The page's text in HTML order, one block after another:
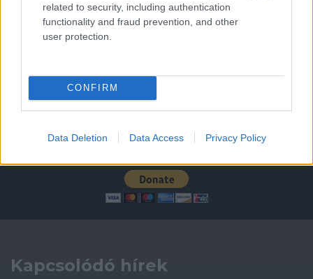
related to security, including authentication
functionality and fraud prevention, and other
user protection.
CONFIRM
Data Deletion Data Access Privacy Policy
AC MilanvsManchester United2026-08-15 18:00
Támogatás
Támogasd adományoddal
Kapcsolódó hírek